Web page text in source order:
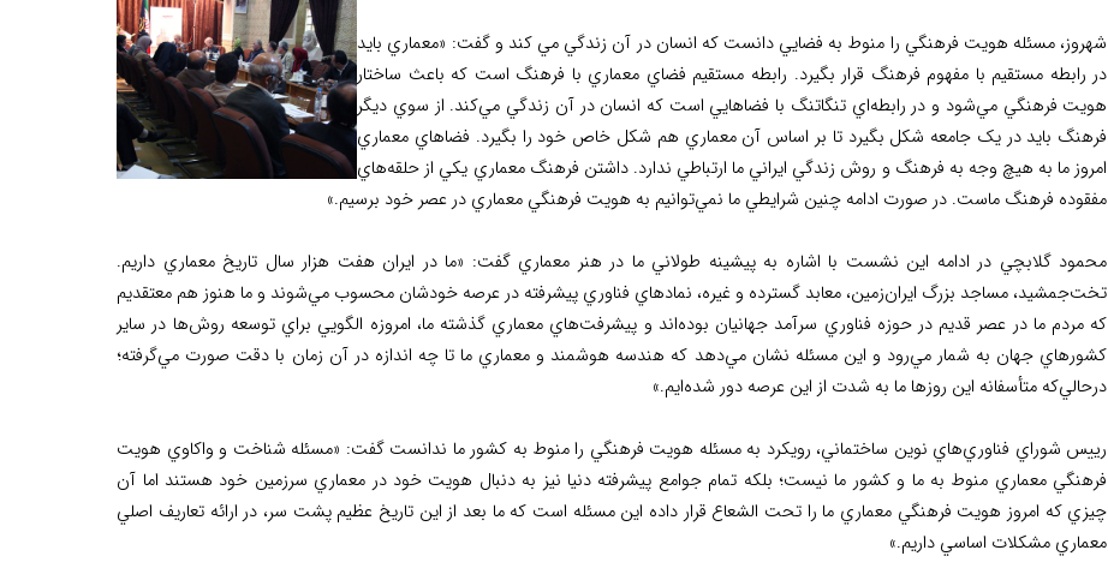
شهروز، مسئله هويت فرهنگي را منوط به فضايي دانست که انسان در آن زندگي مي کند و گفت: «معماري بايد
در رابطه مستقيم با مفهوم فرهنگ قرار بگيرد. رابطه مستقيم فضاي معماري با فرهنگ است که باعث ساختار
هويت فرهنگي مي‌شود و در رابطه‌اي تنگاتنگ با فضاهايي است که انسان در آن زندگي مي‌کند. از سوي ديگر
فرهنگ بايد در يک جامعه شکل بگيرد تا بر اساس آن معماري هم شکل خاص خود را بگيرد. فضاهاي معماري
امروز ما به هيچ وجه به فرهنگ و روش زندگي ايراني ما ارتباطي ندارد. داشتن فرهنگ معماري يکي از حلقه‌هاي
مفقوده فرهنگ ماست. در صورت ادامه چنين شرايطي ما نمي‌توانيم به هويت فرهنگي معماري در عصر خود برسيم.»
محمود گلابچي در ادامه اين نشست با اشاره به پيشينه طولاني ما در هنر معماري گفت: «ما در ايران هفت هزار سال تاريخ معماري داريم.
تخت‌جمشيد، مساجد بزرگ ايران‌زمين، معابد گسترده و غيره، نمادهاي فناوري پيشرفته در عرصه خودشان محسوب مي‌شوند و ما هنوز هم معتقديم
كه مردم ما در عصر قديم در حوزه فناوري سرآمد جهانيان بوده‌اند و پيشرفت‌هاي معماري گذشته ما، امروزه الگويي براي توسعه روش‌ها در ساير
كشورهاي جهان به شمار مي‌رود و اين مسئله نشان مي‌دهد كه هندسه هوشمند و معماري ما تا چه اندازه در آن زمان با دقت صورت مي‌گرفته؛
درحالي‌كه متأسفانه اين روزها ما به شدت از اين عرصه دور شده‌ايم.»
رييس شوراي فناوري‌هاي نوين ساختماني، رويکرد به مسئله هويت فرهنگي را منوط به کشور ما ندانست گفت: «مسئله شناخت و واکاوي هويت
فرهنگي معماري منوط به ما و کشور ما نيست؛ بلکه تمام جوامع پيشرفته دنيا نيز به دنبال هويت خود در معماري سرزمين خود هستند اما آن
چيزي که امروز هويت فرهنگي معماري ما را تحت الشعاع قرار داده اين مسئله است که ما بعد از اين تاريخ عظيم پشت سر، در ارائه تعاريف اصلي
معماري مشکلات اساسي داريم.»